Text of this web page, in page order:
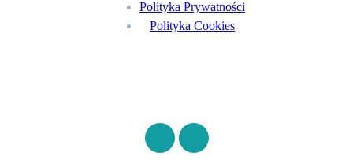
Polityka Prywatności
Polityka Cookies